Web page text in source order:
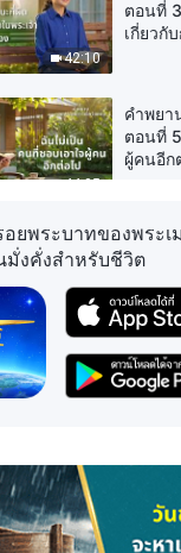
42:10
ตอนที่
เกี่ยวกั
44:05
คำพยา
ตอนที่
ผู้คนอีก
35:54
คำพยา
ตอนที่
เผยคว
คำพยา
ตอนที่
คำพย
ตอนที่
หน้าที่
อยพระบาทของพระ
มั่งคั่งสำหรับชีวิต